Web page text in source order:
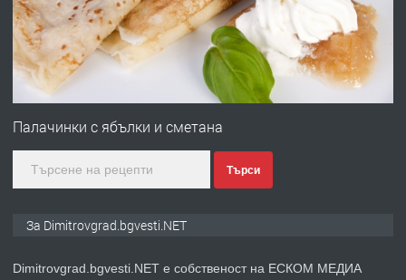
преди 11 месеца
ПРЕДЛАГА Онлайн магазин за всички!
Палачинки с ябълки и сметана
Търси
За Dimitrovgrad.bgvesti.NET
Dimitrovgrad.bgvesti.NET е собственост на ЕСКОМ МЕДИА